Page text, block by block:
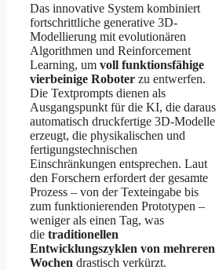
Das innovative System kombiniert
fortschrittliche generative 3D-
Modellierung mit evolutionären
Algorithmen und Reinforcement
Learning, um voll funktionsfähige
vierbeinige Roboter zu entwerfen.
Die Textprompts dienen als
Ausgangspunkt für die KI, die daraus
automatisch druckfertige 3D-Modelle
erzeugt, die physikalischen und
fertigungstechnischen
Einschränkungen entsprechen. Laut
den Forschern erfordert der gesamte
Prozess – von der Texteingabe bis
zum funktionierenden Prototypen –
weniger als einen Tag, was
die traditionellen
Entwicklungszyklen von mehreren
Wochen drastisch verkürzt.